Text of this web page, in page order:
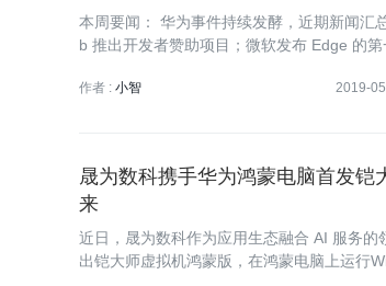
本周要闻： 华为事件持续发酵，近期新闻汇
b 推出开发者赞助项目；微软发布 Edge 的
作者 : 小智 2019-
晟为数科携手华为鸿蒙电脑首发
来
近日，晟为数科作为应用生态融合 AI 服务
出铠大师虚拟机鸿蒙版，在鸿蒙电脑上运行